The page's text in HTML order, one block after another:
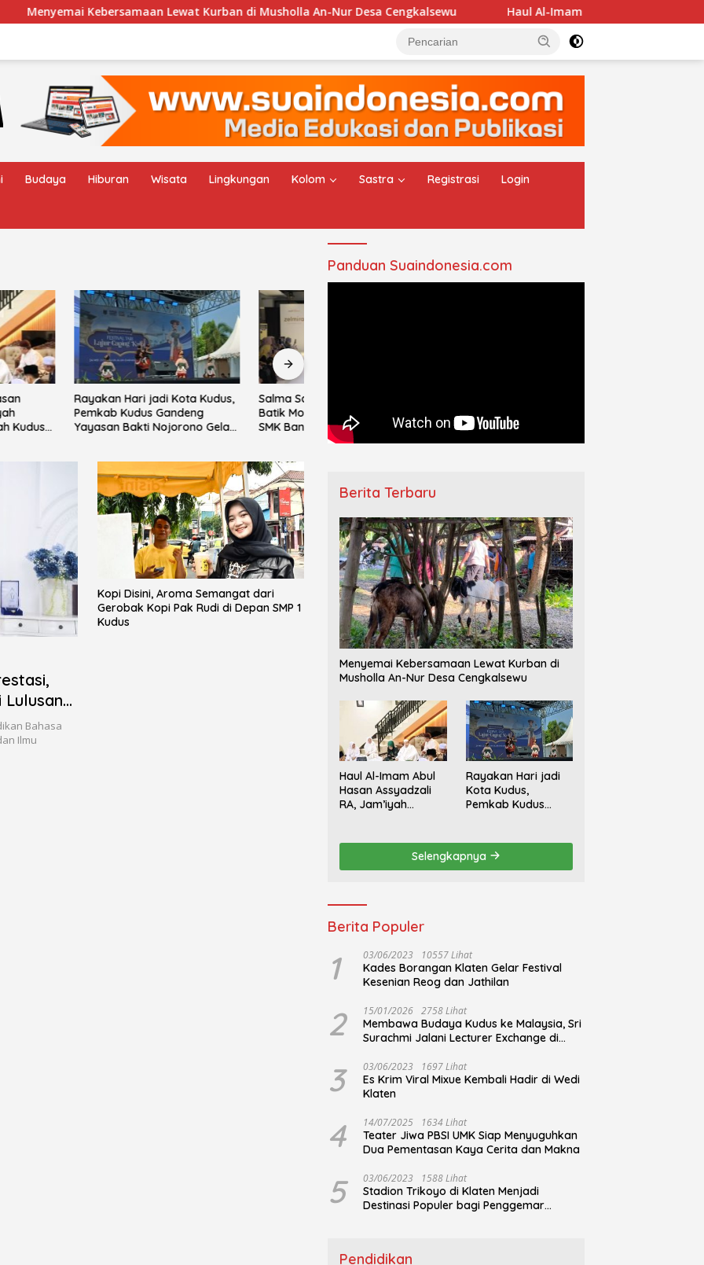
Kebersamaan Lewat Kurban di Musholla An-Nur Desa Cengkalsewu Haul Al-Imam Abul Hasan Assyadzali RA,
Budaya Hiburan Wisata Lingkungan Kolom Sastra Registrasi Login
jadi Kota Kudus,
Gandeng
Nojorono Gelar
Salma Salsabila Tampilkan
Batik Modern di Gelar Karya
SMK Banat Kudus
Matangkan Persiapan Makesta
ke-15 Jelang Reorganisasi
Ranting
Jepara Berlangsung Khidmat,
Diwarnai Tangis Haru Keluarga
Bahasa
Ilmu
Kopi Disini, Aroma Semangat dari
Gerobak Kopi Pak Rudi di Depan SMP 1
Kudus
Panduan Suaindonesia.com
Berita Terbaru
Menyemai Kebersamaan Lewat Kurban di
Musholla An-Nur Desa Cengkalsewu
Haul Al-Imam Abul
Hasan Assyadzali
RA, Jam’iyah
Berlangsung
Rayakan Hari jadi
Kota Kudus,
Pemkab Kudus
Gelar Festival Tari
Lajur Caping Kalo
Selengkapnya
Berita Populer
1 03/06/2023 10557 Lihat
Kades Borangan Klaten Gelar Festival
Kesenian Reog dan Jathilan
2 15/01/2026 2758 Lihat
Membawa Budaya Kudus ke Malaysia, Sri
Surachmi Jalani Lecturer Exchange di
3 03/06/2023 1697 Lihat
Es Krim Viral Mixue Kembali Hadir di Wedi
Klaten
4 14/07/2025 1634 Lihat
Teater Jiwa PBSI UMK Siap Menyuguhkan
Dua Pementasan Kaya Cerita dan Makna
5 03/06/2023 1588 Lihat
Stadion Trikoyo di Klaten Menjadi
Destinasi Populer bagi Penggemar
Pendidikan